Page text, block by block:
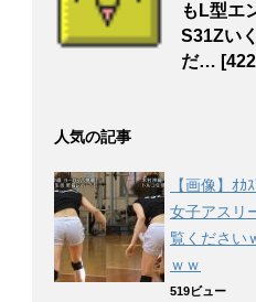
もL型エ
S31Zい
だ…
人気の記事
【画像】ｵ
女子アスリ
覧ください
ｗｗ
519ビュー